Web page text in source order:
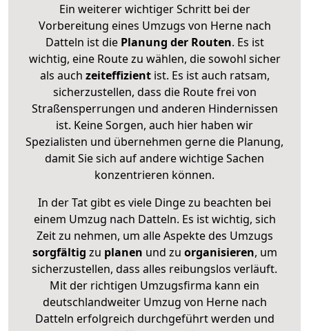
Ein weiterer wichtiger Schritt bei der
Vorbereitung eines Umzugs von Herne nach
Datteln ist diePlanung der Routen. Es ist
wichtig, eine Route zu wählen, die sowohl sicher
als auch zeiteffizientist. Es ist auch ratsam,
sicherzustellen, dass die Route frei von
Straßensperrungen und anderen Hindernissen
ist. Keine Sorgen, auch hier haben wir
Spezialisten und übernehmen gerne die Planung,
damit Sie sich auf andere wichtige Sachen
konzentrieren können.
In der Tat gibt es viele Dinge zu beachten bei
einem Umzug nach Datteln. Es ist wichtig, sich
Zeit zu nehmen, um alle Aspekte des Umzugs
sorgfältig zu planen und zu organisieren, um
sicherzustellen, dass alles reibungslos verläuft.
Mit der richtigen Umzugsfirma kann ein
deutschlandweiter Umzug von Herne nach
Datteln erfolgreich durchgeführt werden und